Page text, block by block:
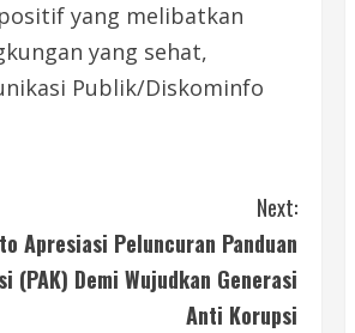
yang melibatkan
yang sehat,
Publik/Diskominfo
Next:
Apresiasi Peluncuran Panduan
(PAK) Demi Wujudkan Generasi
Anti Korupsi